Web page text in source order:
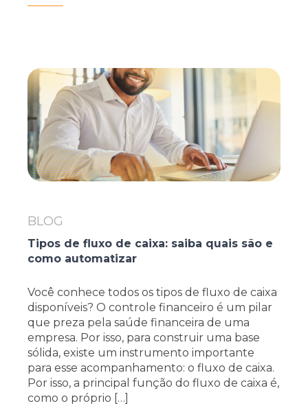
BLOG
Tipos de fluxo de caixa: saiba quais são e
como automatizar
Você conhece todos os tipos de fluxo de caixa
disponíveis? O controle financeiro é um pilar
que preza pela saúde financeira de uma
empresa. Por isso, para construir uma base
sólida, existe um instrumento importante
para esse acompanhamento: o fluxo de caixa.
Por isso, a principal função do fluxo de caixa é,
como o próprio […]